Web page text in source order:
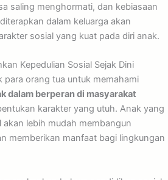
saling menghormati, dan kebiasaan
dalam keluarga akan
sosial yang kuat pada diri anak.
Kepedulian Sosial Sejak Dini
para orang tua untuk memahami
dalam berperan di masyarakat
karakter yang utuh. Anak yang
akan lebih mudah membangun
memberikan manfaat bagi lingkungan